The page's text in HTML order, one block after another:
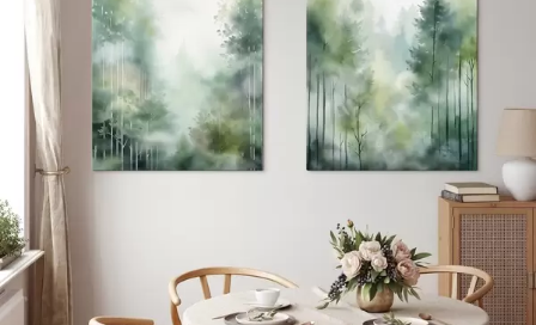
✗ Ekologický materiál
Premium
Od .00€
✓Žiarivé a sýte farby
✓Odolné voči vyblednutiu
✓Bezpečný atrament bez zápachu
✓ Povrch podobný plátnu
✗ Ekologický materiál